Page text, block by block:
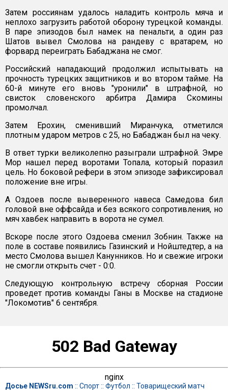
Затем россиянам удалось наладить контроль мяча и
неплохо загрузить работой оборону турецкой команды.
В паре эпизодов был намек на пенальти, а один раз
Шатов вывел Смолова на рандеву с вратарем, но
форвард переиграть Бабаджана не смог.
Российский нападающий продолжил испытывать на
прочность турецких защитников и во втором тайме. На
60-й минуте его вновь "уронили" в штрафной, но
свисток словенского арбитра Дамира Скомины
промолчал.
Затем Ерохин, сменивший Миранчука, отметился
плотным ударом метров с 25, но Бабаджан был на чеку.
В ответ турки великолепно разыграли штрафной. Эмре
Мор нашел перед воротами Топала, который поразил
цель. Но боковой рефери в этом эпизоде зафиксировал
положение вне игры.
А Оздоев после выверенного навеса Самедова бил
головой вне оффсайда и без всякого сопротивления, но
мяч хавбек направить в ворота не сумел.
Вскоре после этого Оздоева сменил Зобнин. Также на
поле в составе появились Газинский и Нойштедтер, а на
место Смолова вышел Канунников. Но и свежие игроки
не смогли открыть счет - 0:0.
Следующую контрольную встречу сборная России
проведет против команды Ганы в Москве на стадионе
"Локомотив" 6 сентября.
502 Bad Gateway
nginx
Досье NEWSru.com :: Спорт:: Футбол :: Товарищеский матч